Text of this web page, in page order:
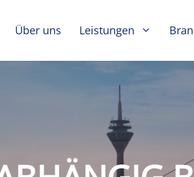
Über uns Leistungen